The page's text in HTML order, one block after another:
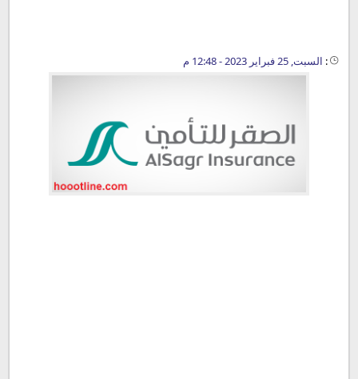
: السبت, 25 فبراير 2023 - 12:48 م